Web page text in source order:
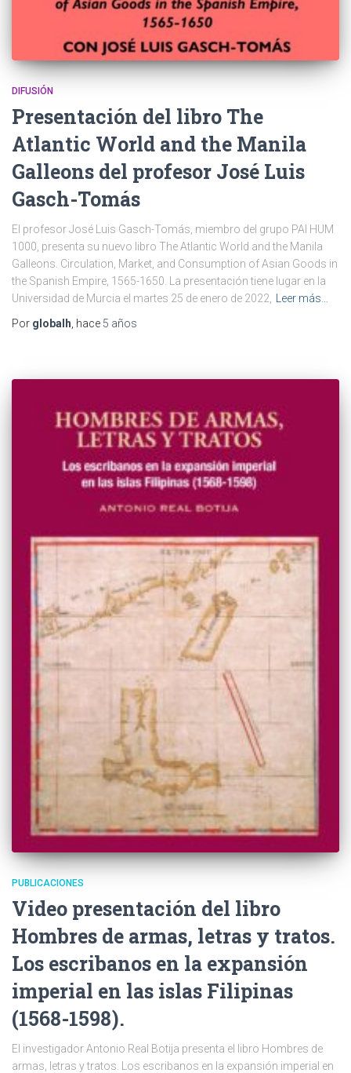
DIFUSIÓN
Presentación del libro The
Atlantic World and the Manila
Galleons del profesor José Luis
Gasch-Tomás
El profesor José Luis Gasch-Tomás, miembro del grupo PAI HUM
1000, presenta su nuevo libro The Atlantic World and the Manila
Galleons. Circulation, Market, and Consumption of Asian Goods in
the Spanish Empire, 1565-1650. La presentación tiene lugar en la
Universidad de Murcia el martes 25 de enero de 2022,
Leer más…
Por globalh , hace 5 años
PUBLICACIONES
Video presentación del libro
Hombres de armas, letras y tratos.
Los escribanos en la expansión
imperial en las islas Filipinas
(1568-1598).
El investigador Antonio Real Botija presenta el libro Hombres de
armas, letras y tratos. Los escribanos en la expansión imperial en